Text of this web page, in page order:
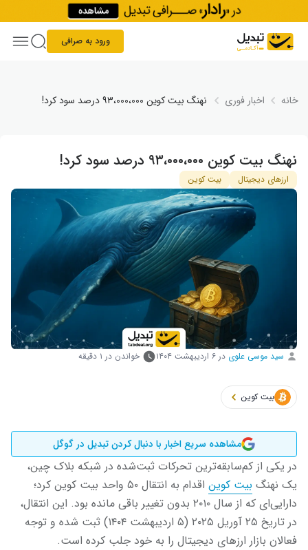
Skip to content
ورود به صرافی
خانه اخبار فوری نهنگ بیت ‌کوین ۹۳،۰۰۰،۰۰۰ درصد سود کرد!
نهنگ بیت ‌کوین ۹۳،۰۰۰،۰۰۰ درصد سود کرد!
ارزهای دیجیتال بیت کوین
سید موسی علوی در ۶ اردیبهشت ۱۴۰۴ خواندن در ۱ دقیقه
بیت کوین
مشاهده سریع اخبار با دنبال کردن تبدیل در گوگل
در یکی از کم‌سابقه‌ترین تحرکات ثبت‌شده در شبکه بلاک چین،
یک نهنگ بیت ‌کوین
اقدام به انتقال ۵۰ واحد بیت‌ کوین کرد؛
دارایی‌ای که از سال ۲۰۱۰ بدون تغییر باقی مانده بود. این انتقال،
در تاریخ ۲۵ آوریل ۲۰۲۵ (۵ اردیبهشت ۱۴۰۴) ثبت شده و توجه
فعالان بازار ارزهای دیجیتال را به خود جلب کرده است.